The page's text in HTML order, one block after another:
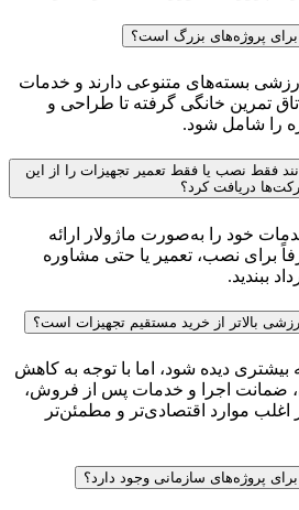
پروژه‌های بزرگ است؟
بسته‌های متنوعی دارند و خدمات
تمرین خانگی گرفته تا طراحی و
را شامل شود.
فقط نصب یا فقط تعمیر تجهیزات را از این
دریافت کرد؟
خود را به‌صورت ماژولار ارائه
برای نصب، تعمیر یا حتی مشاوره
ببندید.
بالاتر از خرید مستقیم تجهیزات است؟
دیده شود، اما با توجه به کاهش
ضمانت اجرا و خدمات پس از فروش،
اغلب موارد اقتصادی‌تر و مطمئن‌تر
پروژه‌های سازمانی وجود دارد؟